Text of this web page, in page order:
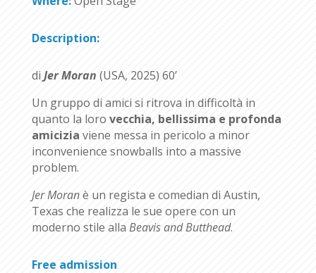
Description:
di Jer Moran (USA, 2025) 60’
Un gruppo di amici si ritrova in difficoltà in
quanto la loro vecchia, bellissima e profonda
amicizia viene messa in pericolo a minor
inconvenience snowballs into a massive
problem.
Jer Moranè un regista e comedian di Austin,
Texas che realizza le sue opere con un
moderno stile alla Beavis and Butthead.
Free admission